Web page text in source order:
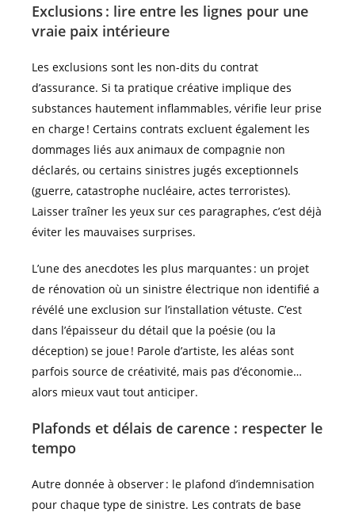
Exclusions : lire entre les lignes pour une
vraie paix intérieure
Les exclusions sont les non-dits du contrat
d’assurance. Si ta pratique créative implique des
substances hautement inflammables, vérifie leur prise
en charge ! Certains contrats excluent également les
dommages liés aux animaux de compagnie non
déclarés, ou certains sinistres jugés exceptionnels
(guerre, catastrophe nucléaire, actes terroristes).
Laisser traîner les yeux sur ces paragraphes, c’est déjà
éviter les mauvaises surprises.
L’une des anecdotes les plus marquantes : un projet
de rénovation où un sinistre électrique non identifié a
révélé une exclusion sur l’installation vétuste. C’est
dans l’épaisseur du détail que la poésie (ou la
déception) se joue ! Parole d’artiste, les aléas sont
parfois source de créativité, mais pas d’économie…
alors mieux vaut tout anticiper.
Plafonds et délais de carence : respecter le
tempo
Autre donnée à observer : le plafond d’indemnisation
pour chaque type de sinistre. Les contrats de base